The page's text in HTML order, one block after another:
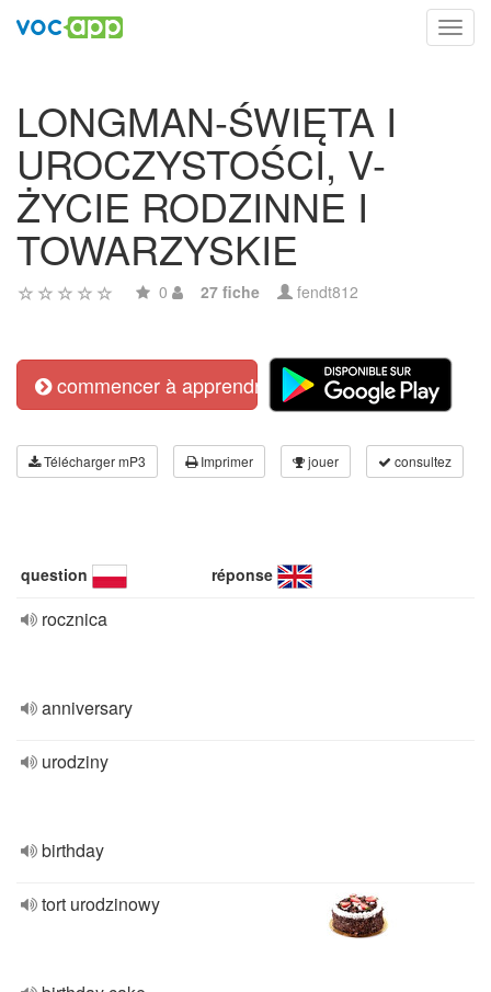
LONGMAN-ŚWIĘTA I
UROCZYSTOŚCI, V-
ŻYCIE RODZINNE I
TOWARZYSKIE
0 27 fiche fendt812
commencer à apprendre
Télécharger mP3 Imprimer jouer consultez
question réponse
rocznica
anniversary
urodziny
birthday
tort urodzinowy